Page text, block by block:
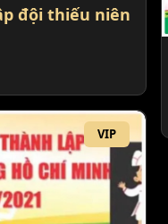
đội thiếu niên
VIP